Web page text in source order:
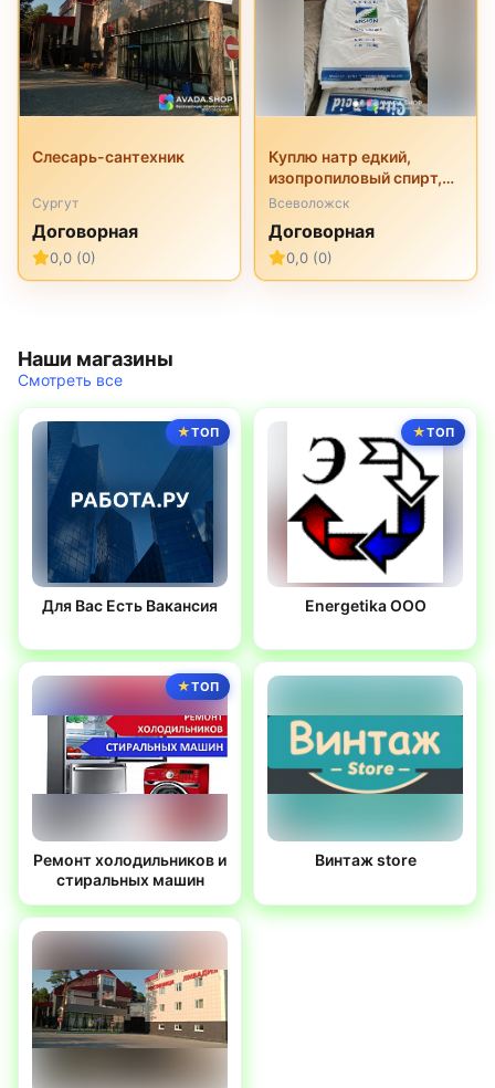
Слесарь-сантехник
Сургут
Договорная
0,0 (0)
Куплю натр едкий,
изопропиловый спирт,
перкарбонат натрия,
другую химию
неликвиды
Всеволожск
Договорная
0,0 (0)
Наши магазины
Смотреть все
ТОП
Для Вас Есть Вакансия
ТОП
Energetika OOO
ТОП
Ремонт холодильников и
стиральных машин
Винтаж store